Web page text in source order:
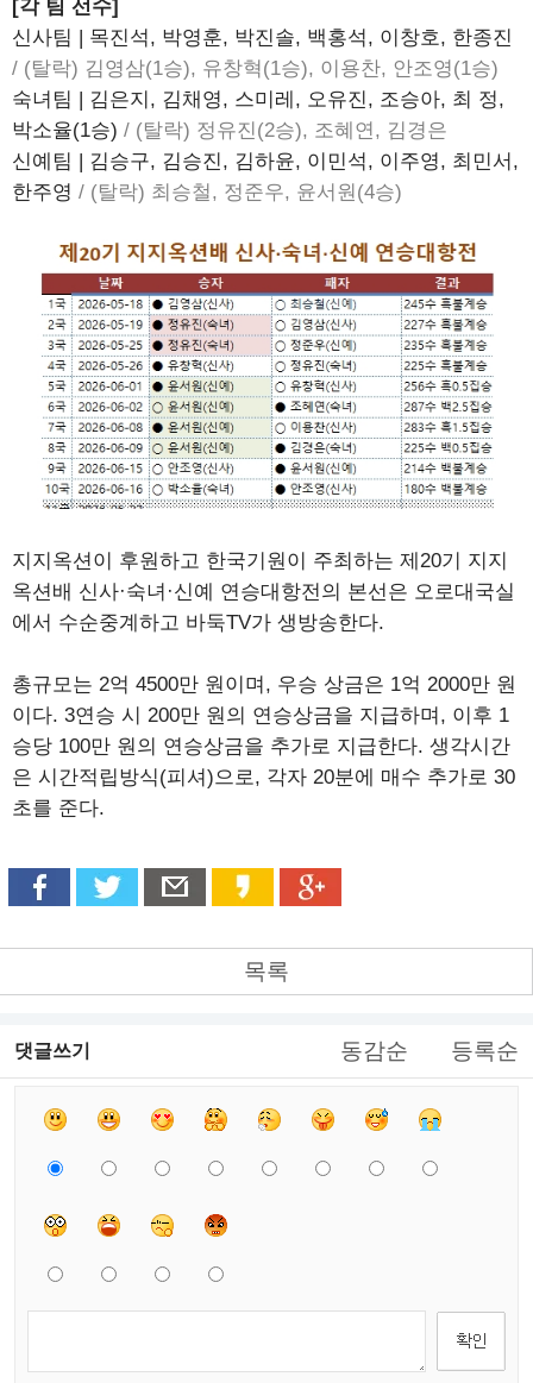
[각 팀 선수]
신사팀 | 목진석, 박영훈, 박진솔, 백홍석, 이창호, 한종진
/ (탈락) 김영삼(1승), 유창혁(1승), 이용찬, 안조영(1승)
숙녀팀 | 김은지, 김채영, 스미레, 오유진, 조승아, 최 정,
박소율(1승) / (탈락) 정유진(2승), 조혜연, 김경은
신예팀 | 김승구, 김승진, 김하윤, 이민석, 이주영, 최민서,
한주영 / (탈락) 최승철, 정준우, 윤서원(4승)
지지옥션이 후원하고 한국기원이 주최하는 제20기 지지
옥션배 신사·숙녀·신예 연승대항전의 본선은 오로대국실
에서 수순중계하고 바둑TV가 생방송한다.
총규모는 2억 4500만 원이며, 우승 상금은 1억 2000만 원
이다. 3연승 시 200만 원의 연승상금을 지급하며, 이후 1
승당 100만 원의 연승상금을 추가로 지급한다. 생각시간
은 시간적립방식(피셔)으로, 각자 20분에 매수 추가로 30
초를 준다.
목록
댓글쓰기 동감순 등록순